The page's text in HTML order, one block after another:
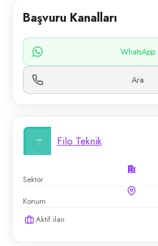
Başvuru Kanalları
WhatsApp
Ara
Filo Teknik
Sektör
Konum
Aktif ilan